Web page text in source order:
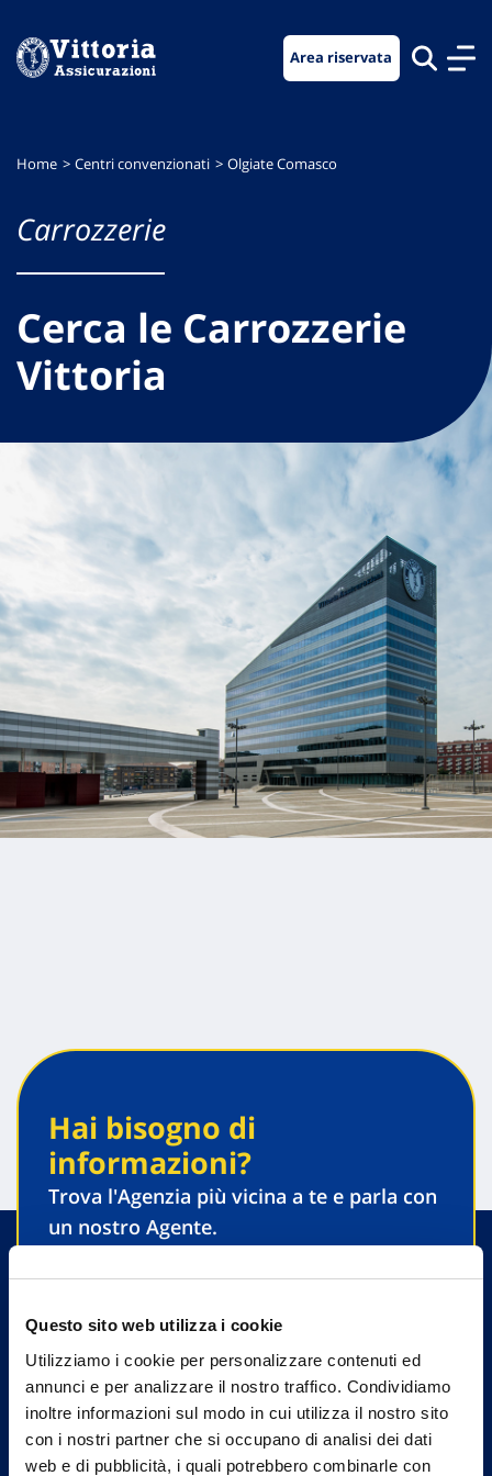
Questo sito web utilizza i cookie
Utilizziamo i cookie per personalizzare contenuti ed
annunci e per analizzare il nostro traffico. Condividiamo
inoltre informazioni sul modo in cui utilizza il nostro sito
con i nostri partner che si occupano di analisi dei dati
web e di pubblicità, i quali potrebbero combinarle con
menu
contenuto
footer
Area riservata
Home Centri convenzionati Olgiate Comasco
Carrozzerie
Cerca le Carrozzerie
Vittoria
Hai bisogno di
informazioni?
Trova l'Agenzia più vicina a te e parla con
un nostro Agente.
Contattaci